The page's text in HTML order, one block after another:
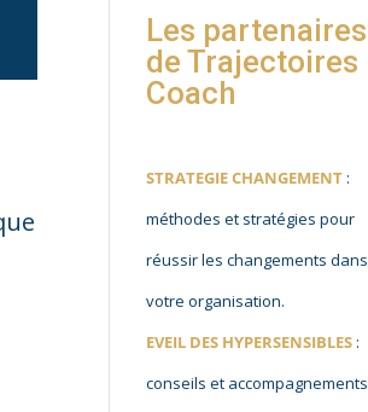
Les partenaires
de Trajectoires
Coach
STRATEGIE CHANGEMENT :
méthodes et stratégies pour
réussir les changements dans
votre organisation.
EVEIL DES HYPERSENSIBLES :
conseils et accompagnements